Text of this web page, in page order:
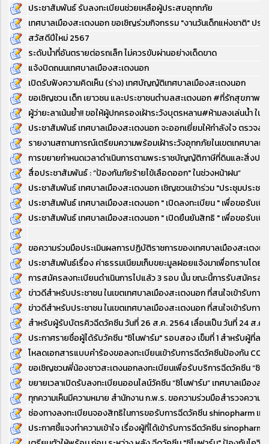
ประชาสัมพันธ์ รับลงทะเบียนช่วยเหลือผู้ประสบอุทกภัย
เทศบาลเมืองสะเตงนอก ขอเชิญร่วมกิจกรรม "งานวันเด็กแห่งชาติ" ประ
สวัสดีปีใหม่ 2567
ระดับน้ำที่อันตรายต่อรถเล็ก ไม่ควรขับผ่านอย่างเด็ดขาด
แจ้งปิดถนนเทศบาลเมืองสะเตงนอก
เปิดรับฟังความคิดเห็น (ร่าง) เทศบัญญัติเทศบาลเมืองสะเตงนอก
ขอเชิญชวน เด็ก เยาวชน และประชาชนตำบลสะเตงนอก #ที่รักสุขภาพ
ผู้ว่ายะลาเน้นย้ำ!! ขอให้ผู้ปกครองเฝ้าระวังบุตรหลาน#ห้ามลงเล่นน้ำ ใ
ประชาสัมพันธ์ เทศบาลเมืองสะเตงนอก จะออกเยี่ยมให้กำลังใจ ตรวจ
รายงานสถานการณ์เตรียมความพร้อมเฝ้าระวังอุทกภัยในเขตเทศบาลเ
การขยายกำหนดเวลาดำเนินการตามพระราชบัญญัติภาษีที่ดินและสิ่งป
สื่อประชาสัมพันธ์ : “ป้องกันภัยร้ายไข้เลือดออก" ในช่วงหน้าฝน”
ประชาสัมพันธ์ เทศบาลเมืองสะเตงนอก เชิญชวนเข้าร่วม "ประชุมประ
ประชาสัมพันธ์ เทศบาลเมืองสะเตงนอก " เปิดลงทะเบียน " เพื่อขอรับเ
ประชาสัมพันธ์ เทศบาลเมืองสะเตงนอก " เปิดยืนยันสิทธิ " เพื่อขอรับ
ขอความร่วมมือประเมินผลการปฏิบัติราชการของเทศบาลเมืองสะเตง
ประชาสัมพันธ์เรื่อง ค่าธรรมเนียมเก็บขยะมูลฝอยแจ้งมาเพื่อทราบโดย
การสมัครลงทะเบียนดำเนินการไปแล้ว 3 รอบ นั้น ขณะนี้การรับสมัครล
ข่าวดีสำหรับประชาชน ในเขตเทศบาลเมืองสะเตงนอก ที่สนใจเข้ารับก
ข่าวดีสำหรับประชาชน ในเขตเทศบาลเมืองสะเตงนอก ที่สนใจเข้ารับก
สำหรับผู้รับบัตรคิวฉีดวัคซีน วันที่ 26 ส.ค. 2564 เลื่อนเป็น วันที่ 24 ส.ค.
ประกาศรายชื่อผู้ได้รับวัคซีน "ซิโนฟาร์ม" รอบสอง เข็มที่ 1 สำหรับผู้ที่ล
โหลดเอกสารแบบคำร้องขอลงทะเบียนเข้ารับการฉีดวัคซีนป้องกัน
ขอเชิญชวนพี่น้องชาวสะเตงนอกลงทะเบียนเพื่อรับบริการฉีดวัคซีน “ซิโน
ขยายเวลาเปิดรับลงทะเบียนออนไลน์วัคซีน “ซิโนฟาร์ม” เทศบาลเมือง
ทุกความเห็นมีความหมาย สำนักงาน ก.พ.ร. ขอความร่วมมือสำรวจคว
ช่องทางลงทะเบียนจองสิทธิในการขอรับการฉีดวัคซีน shinopharm เท
ประกาศชี้แจงทำความเข้าใจ เรื่องผู้ที่ได้เข้ารับการฉีดวัคซีน